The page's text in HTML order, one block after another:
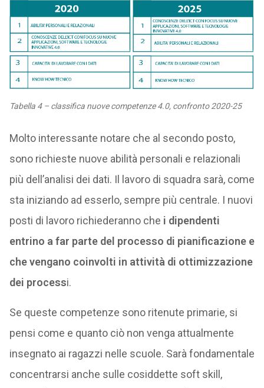
Tabella 4 – classifica nuove competenze 4.0, confronto 2020-25
Molto interessante notare che al secondo posto,
sono richieste nuove abilità personali e relazionali
più dell’analisi dei dati. Il lavoro di squadra sarà, come
sta iniziando ad esserlo, sempre più centrale. I nuovi
posti di lavoro richiederanno che i dipendenti
entrino a far parte del processo di pianificazione e
che vengano coinvolti in attività di ottimizzazione
dei processi.
Se queste competenze sono ritenute primarie, si
pensi come e quanto ciò non venga attualmente
insegnato ai ragazzi nelle scuole. Sarà fondamentale
concentrarsi anche sulle cosiddette soft skill,